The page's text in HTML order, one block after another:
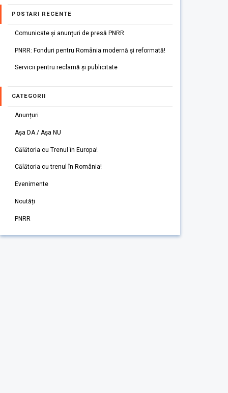
POSTARI RECENTE
Comunicate și anunțuri de presă PNRR
PNRR: Fonduri pentru România modernă și reformată!
Servicii pentru reclamă și publicitate
CATEGORII
Anunțuri
Așa DA / Așa NU
Călătoria cu Trenul în Europa!
Călătoria cu trenul în România!
Evenimente
Noutăți
PNRR